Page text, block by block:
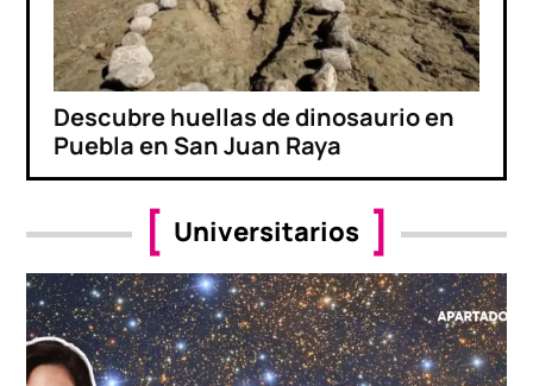
Descubre huellas de dinosaurio en
Puebla en San Juan Raya
Universitarios